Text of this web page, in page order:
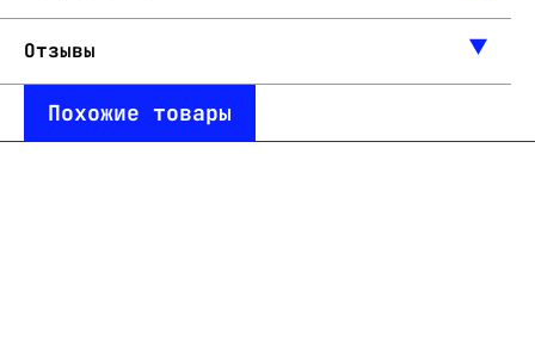
Отзывы
Похожие товары